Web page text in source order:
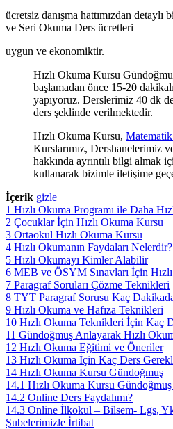
ücretsiz danışma hattımızdan detaylı
ve Seri Okuma Ders ücretleri
uygun ve ekonomiktir.
Hızlı Okuma Kursu
başlamadan önce 15-20
yapıyoruz. Derslerimiz 40 dk
ders şeklinde verilmektedir.
Hızlı Okuma Kursu,
Kurslarımız, Dershanelerimiz
hakkında ayrıntılı bilgi almak
kullanarak bizimle iletişime
İçerik gizle
1 Hızlı Okuma Programı ile Daha
2 Çocuklar İçin Hızlı Okuma Kursu
3 Ortaokul Hızlı Okuma Kursu
4 Hızlı Okumanın Faydaları Nelerdir?
5 Hızlı Okumayı Kimler Alabilir
6 MEB ve ÖSYM Sınavları İçin
7 Paragraf Soruları Çözme Teknikleri
8 TYT Paragraf Sorusu Kaç
9 Hızlı Okuma ve Hafıza Teknikleri
10 Hızlı Okuma Teknikleri İçin Kaç
11 Gündoğmuş Anlayarak Hızlı
12 Hızlı Okuma Eğitimi ve Öneriler
13 Hızlı Okuma İçin Kaç Ders
14 Hızlı Okuma Kursu Gündoğmuş
14.1 Hızlı Okuma Kursu
14.2 Online Ders Faydalımı?
14.3 Online İlkokul – Bilsem- Lgs,
Şubelerimizle İrtibat